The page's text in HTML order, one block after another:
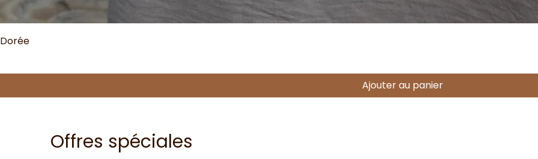
Ajouter au panier
Offres spéciales